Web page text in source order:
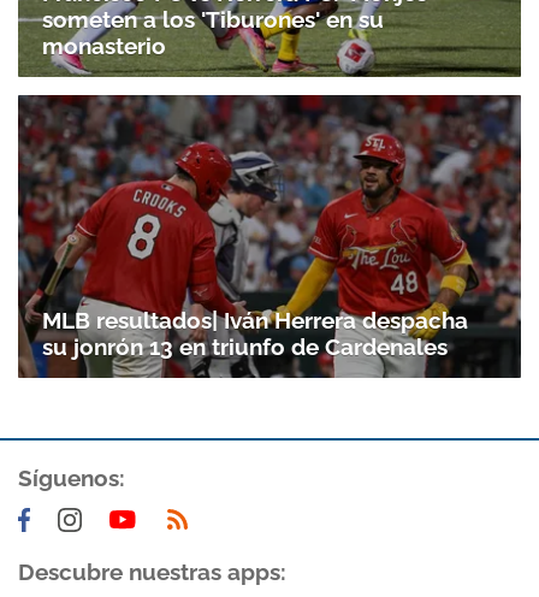
someten a los 'Tiburones' en su
monasterio
MLB resultados| Iván Herrera despacha
su jonrón 13 en triunfo de Cardenales
Síguenos:
Descubre nuestras apps: